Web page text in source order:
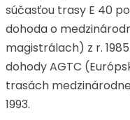
súčasťou trasy E 40
dohoda o
magistrálach) z r.
dohody AGTC
trasách
1993.